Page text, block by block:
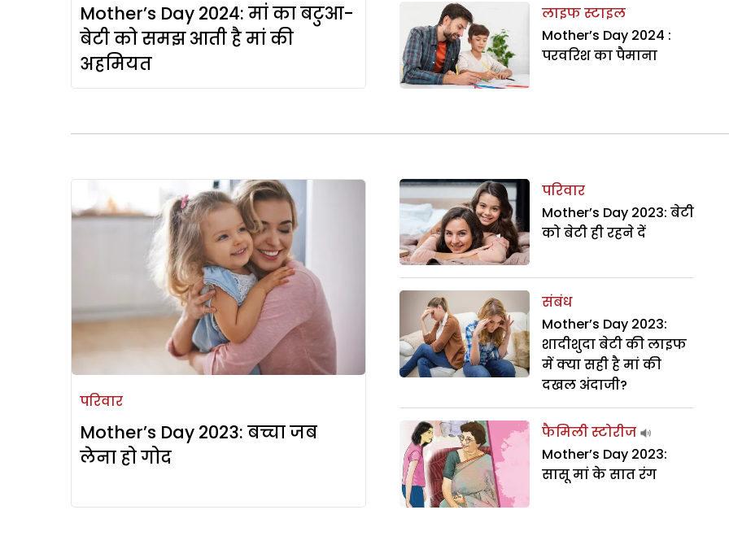
Mother’s Day 2024: मां का बटुआ-
बेटी को समझ आती है मां की
अहमियत
लाइफ स्टाइल
Mother’s Day 2024 :
परवरिश का पैमाना
परिवार
Mother’s Day 2023: बच्चा जब
लेना हो गोद
परिवार
Mother’s Day 2023: बेटी
को बेटी ही रहने दें
संबंध
Mother’s Day 2023:
शादीशुदा बेटी की लाइफ
में क्या सही है मां की
दखल अंदाजी?
फैमिली स्टोरीज
Mother’s Day 2023:
सासू मां के सात रंग